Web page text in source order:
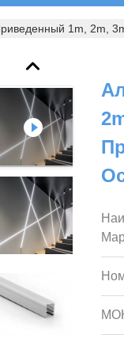
1m, 2m,